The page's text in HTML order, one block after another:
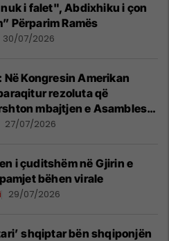
i falet", Abdixhiku i çon
Përparim Ramës
30/07/2026
Në Kongresin Amerikan
rezoluta që
mbajtjen e Asamblesë
të OSBE-së në
27/07/2026
i çuditshëm në Gjirin e
bëhen virale
29/07/2026
shqiptar bën shqiponjën